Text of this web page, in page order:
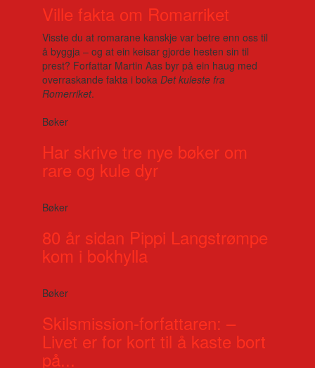
Ville fakta om Romarriket
Visste du at romarane kanskje var betre enn oss til
å byggja – og at ein keisar gjorde hesten sin til
prest? Forfattar Martin Aas byr på ein haug med
overraskande fakta i boka Det kuleste fra
Romerriket.
Bøker
Har skrive tre nye bøker om
rare og kule dyr
Bøker
80 år sidan Pippi Langstrømpe
kom i bokhylla
Bøker
Skilsmission-forfattaren: –
Livet er for kort til å kaste bort
på...